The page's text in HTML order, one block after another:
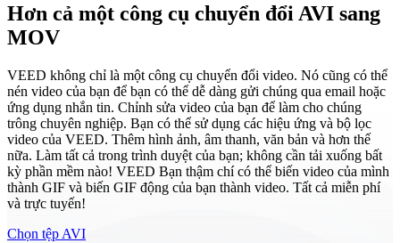
Hơn cả một công cụ chuyển đổi AVI sang
MOV
VEED không chỉ là một công cụ chuyển đổi video. Nó cũng có thể
nén video của bạn để bạn có thể dễ dàng gửi chúng qua email hoặc
ứng dụng nhắn tin. Chỉnh sửa video của bạn để làm cho chúng
trông chuyên nghiệp. Bạn có thể sử dụng các hiệu ứng và bộ lọc
video của VEED. Thêm hình ảnh, âm thanh, văn bản và hơn thế
nữa. Làm tất cả trong trình duyệt của bạn; không cần tải xuống bất
kỳ phần mềm nào! VEED Bạn thậm chí có thể biến video của mình
thành GIF và biến GIF động của bạn thành video. Tất cả miễn phí
và trực tuyến!
Chọn tệp AVI